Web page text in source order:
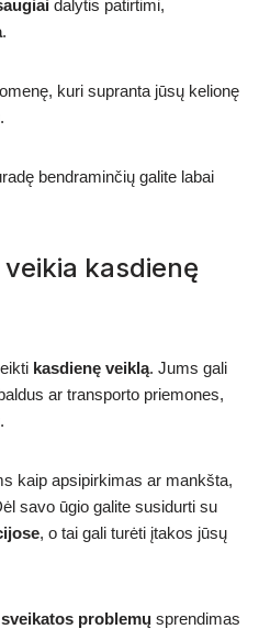
dalytis patirtimi,
.
kuri supranta jūsų kelionę
bendraminčių galite labai
kasdienę
kasdienę veiklą. Jums gali
ar transporto priemones,
kaip apsipirkimas ar mankšta,
savo ūgio galite susidurti su
, o tai gali turėti įtakos jūsų
sveikatos problemų sprendimas